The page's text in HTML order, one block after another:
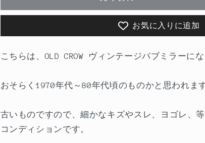
ミ
ー
の
を
ら
す
ミ
ー
の
量
を
や
す
お気に入りに追加
こちらは、OLD CROW ヴィンテージパブミラーにな
おそらく1970年代～80年代頃のものかと思われます
古いものですので、細かなキズやスレ、ヨゴレ、
コンディションです。